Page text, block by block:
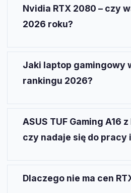
Nvidia RTX 2080 – czy
2026 roku?
Ray tracing w nowych grach
Jaki laptop gamingowy
rankingu 2026?
To sprzęt do gier AAA, 4K i
ASUS TUF Gaming A16
czy nadaje się do pracy
wydajnemu procesorowi
Dlaczego nie ma cen